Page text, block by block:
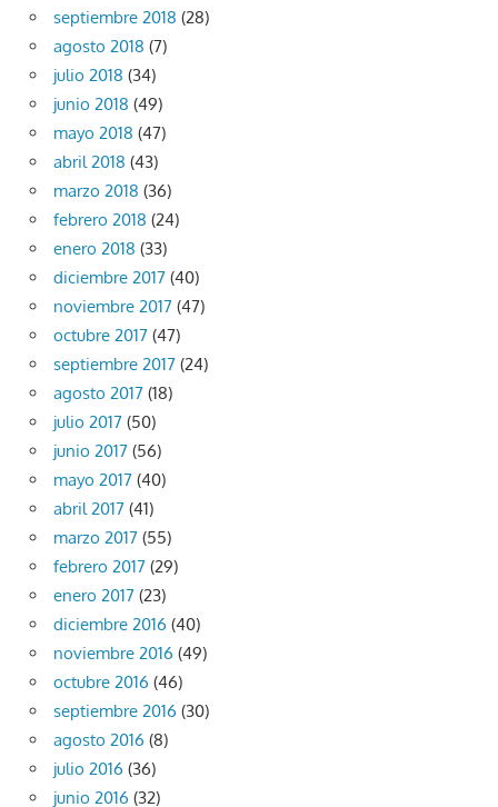
septiembre 2018 (28)
agosto 2018 (7)
julio 2018 (34)
junio 2018 (49)
mayo 2018 (47)
abril 2018 (43)
marzo 2018 (36)
febrero 2018 (24)
enero 2018 (33)
diciembre 2017 (40)
noviembre 2017 (47)
octubre 2017 (47)
septiembre 2017 (24)
agosto 2017 (18)
julio 2017 (50)
junio 2017 (56)
mayo 2017 (40)
abril 2017 (41)
marzo 2017 (55)
febrero 2017 (29)
enero 2017 (23)
diciembre 2016 (40)
noviembre 2016 (49)
octubre 2016 (46)
septiembre 2016 (30)
agosto 2016 (8)
julio 2016 (36)
junio 2016 (32)